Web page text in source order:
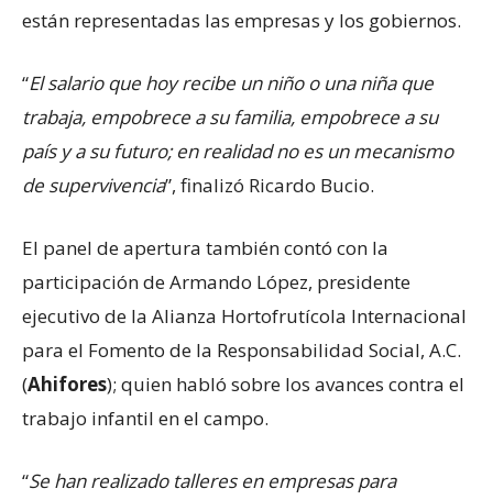
están representadas las empresas y los gobiernos.
“El salario que hoy recibe un niño o una niña que
trabaja, empobrece a su familia, empobrece a su
país y a su futuro; en realidad no es un mecanismo
de supervivencia”, finalizó Ricardo Bucio.
El panel de apertura también contó con la
participación de Armando López, presidente
ejecutivo de la Alianza Hortofrutícola Internacional
para el Fomento de la Responsabilidad Social, A.C.
(Ahifores); quien habló sobre los avances contra el
trabajo infantil en el campo.
“Se han realizado talleres en empresas para